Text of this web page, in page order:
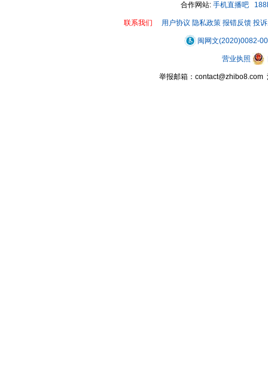
合作网站: 手机直播吧
联系我们 用户协议 隐私政策 报错反馈 投
闽网文(2020)0082-
营业执照
举报邮箱：